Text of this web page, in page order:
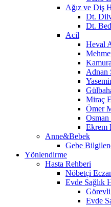
Ağız ve Diş
Dt.
Dt.
Acil
Heval
Adnan
Miraç
Ömer
Ekrem
Anne&Bebek
Gebe
Yönlendirme
Hasta Rehberi
Nöbetçi
Evde Sağlık
Evde